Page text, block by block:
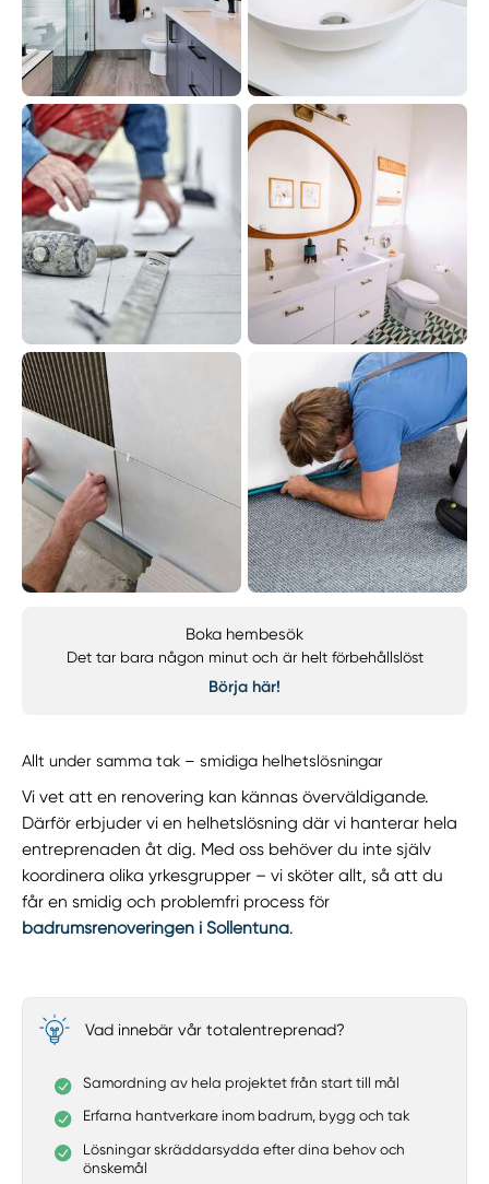
Boka hembesök
Det tar bara någon minut och är helt förbehållslöst
Börja här!
Allt under samma tak – smidiga helhetslösningar
Vi vet att en renovering kan kännas överväldigande.
Därför erbjuder vi en helhetslösning där vi hanterar hela
entreprenaden åt dig. Med oss behöver du inte själv
koordinera olika yrkesgrupper – vi sköter allt, så att du
får en smidig och problemfri process för
badrumsrenoveringen i Sollentuna.
Vad innebär vår totalentreprenad?
Samordning av hela projektet från start till mål
Erfarna hantverkare inom badrum, bygg och tak
Lösningar skräddarsydda efter dina behov och
önskemål